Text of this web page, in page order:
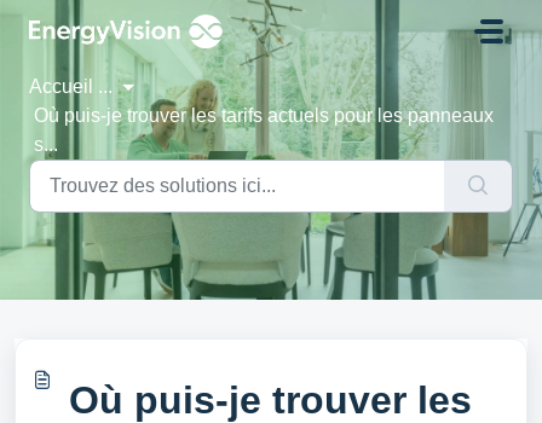
Passer au contenu principal
Accueil ...
Où puis-je trouver les tarifs actuels pour les panneaux
s...
Où puis-je trouver les